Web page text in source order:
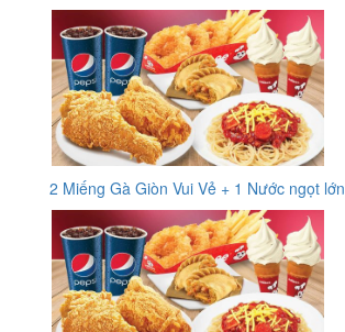
2 Miếng Gà Giòn Vui Vẻ + 1 Nước ngọt lớn